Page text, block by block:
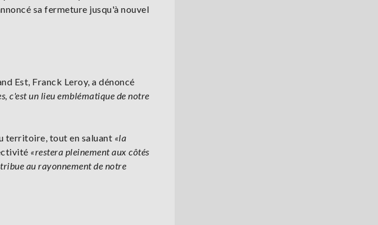
sa fermeture jusqu'à nouvel
Est, Franck Leroy, a dénoncé
c'est un lieu emblématique de notre
territoire, tout en saluant «la
«restera pleinement aux côtés
au rayonnement de notre